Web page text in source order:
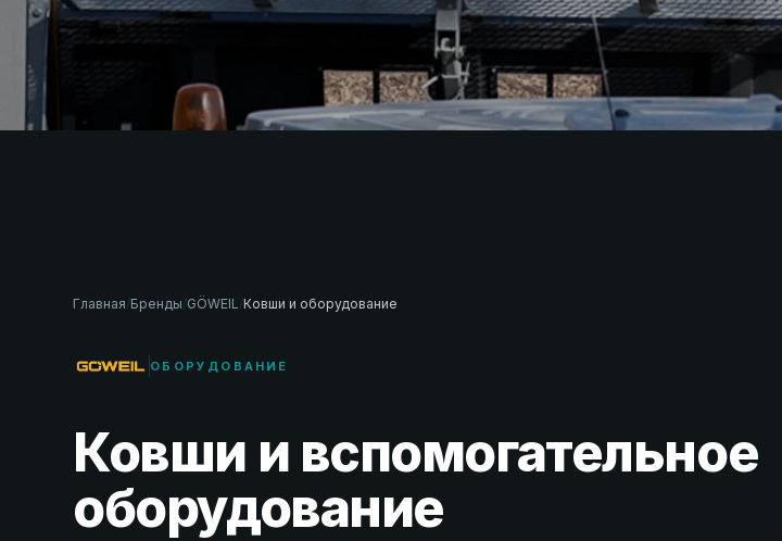
Главная/Бренды/GÖWEIL /Ковши и оборудование
ОБОРУДОВАНИЕ
Ковши и вспомогательное
оборудование